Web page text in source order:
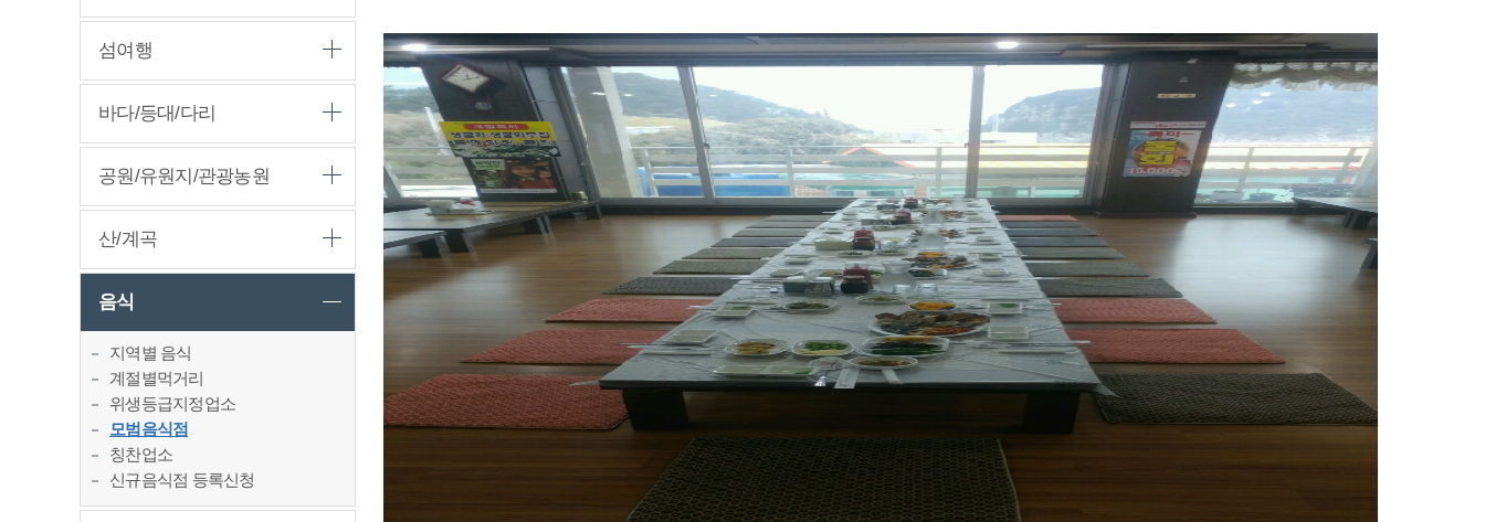
섬여행
바다/등대/다리
공원/유원지/관광농원
산/계곡
음식
지역별 음식
계절별먹거리
위생등급지정업소
모범음식점
칭찬업소
신규음식점 등록신청